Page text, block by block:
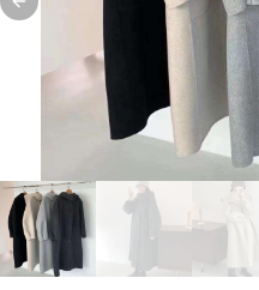
Previous slide